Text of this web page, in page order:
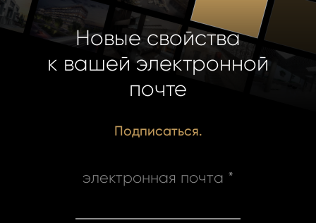
Новые свойства
к вашей электронной
почте
Подписаться.
электронная почта *